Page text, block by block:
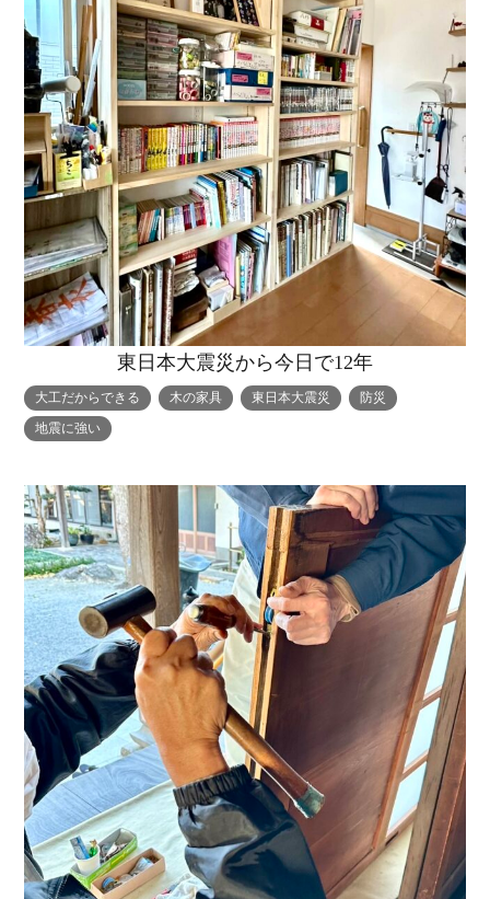
東日本大震災から今日で12年
大工だからできる 木の家具 東日本大震災
防災
地震に強い